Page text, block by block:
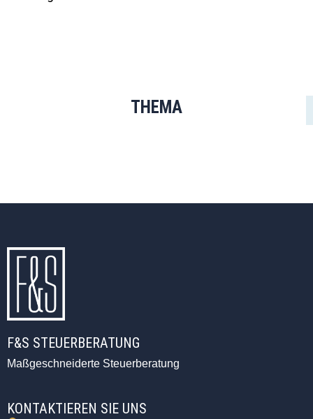
THEMA
F&S STEUERBERATUNG
Maßgeschneiderte Steuerberatung
KONTAKTIEREN SIE UNS